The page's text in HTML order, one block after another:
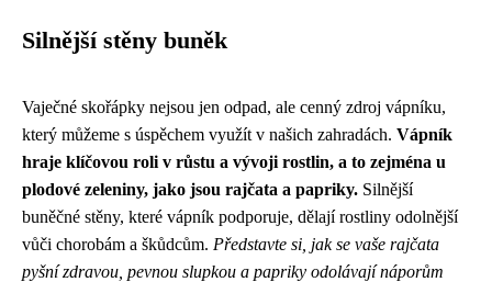
Silnější stěny buněk
Vaječné skořápky nejsou jen odpad, ale cenný zdroj vápníku,
který můžeme s úspěchem využít v našich zahradách. Vápník
hraje klíčovou roli v růstu a vývoji rostlin, a to zejména u
plodové zeleniny, jako jsou rajčata a papriky. Silnější
buněčné stěny, které vápník podporuje, dělají rostliny odolnější
vůči chorobám a škůdcům. Představte si, jak se vaše rajčata
pyšní zdravou, pevnou slupkou a papriky odolávají náporům